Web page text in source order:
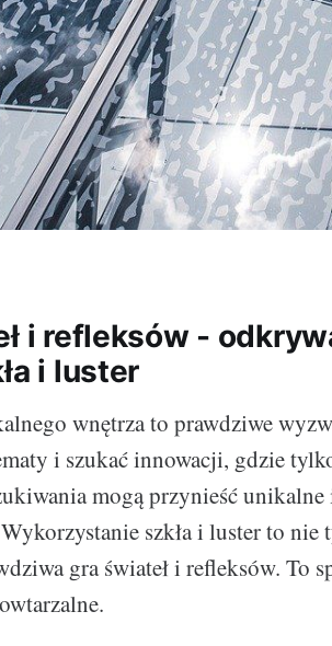
i refleksów -
i luster
wnętrza to prawdziwe
i szukać innowacji, gdzie
mogą przynieść
szkła i luster to
gra świateł i refleksów. To